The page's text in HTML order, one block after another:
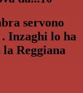
servono
Inzaghi lo ha
Reggiana